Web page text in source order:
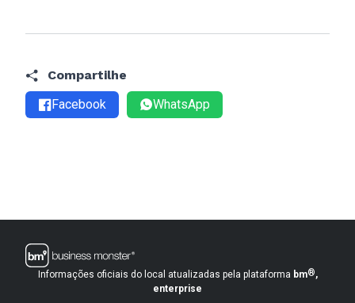
Compartilhe
Facebook
WhatsApp
Informações oficiais do local atualizadas pela plataforma bm®,
enterprise